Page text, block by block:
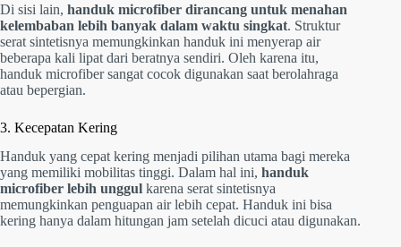
Di sisi lain, handuk microfiber dirancang untuk menahan
kelembaban lebih banyak dalam waktu singkat. Struktur
serat sintetisnya memungkinkan handuk ini menyerap air
beberapa kali lipat dari beratnya sendiri. Oleh karena itu,
handuk microfiber sangat cocok digunakan saat berolahraga
atau bepergian.
3. Kecepatan Kering
Handuk yang cepat kering menjadi pilihan utama bagi mereka
yang memiliki mobilitas tinggi. Dalam hal ini, handuk
microfiber lebih unggul karena serat sintetisnya
memungkinkan penguapan air lebih cepat. Handuk ini bisa
kering hanya dalam hitungan jam setelah dicuci atau digunakan.